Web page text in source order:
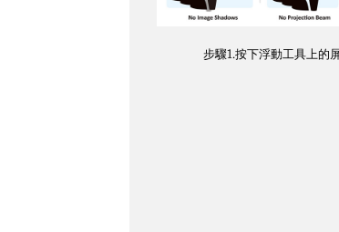
步驟1.按下浮動工具上的